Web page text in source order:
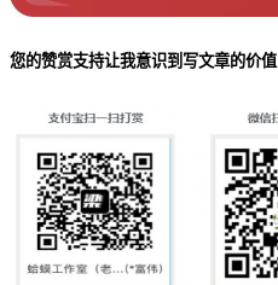
您的赞赏支持让我意识到写文章的价值